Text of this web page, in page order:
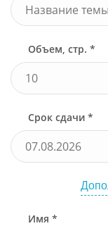
Объем, стр. *
Срок сдачи *
Имя *